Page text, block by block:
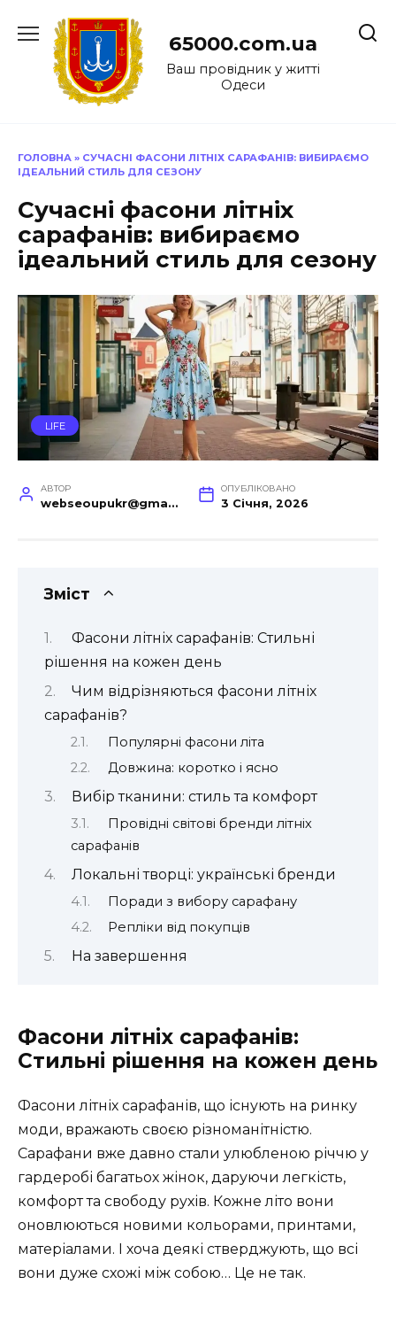
до
65000.com.ua
Ваш провідник у житті
Одеси
ГОЛОВНА » СУЧАСНІ ФАСОНИ ЛІТНІХ САРАФАНІВ: ВИБИРАЄМО
ІДЕАЛЬНИЙ СТИЛЬ ДЛЯ СЕЗОНУ
Сучасні фасони літніх
сарафанів: вибираємо
ідеальний стиль для сезону
LIFE
АВТОР
webseoupukr@gmail.com
ОПУБЛІКОВАНО
3 Січня, 2026
Зміст
Фасони літніх сарафанів: Стильні
рішення на кожен день
Чим відрізняються фасони літніх
сарафанів?
Популярні фасони літа
Довжина: коротко і ясно
Вибір тканини: стиль та комфорт
Провідні світові бренди літніх
сарафанів
Локальні творці: українські бренди
Поради з вибору сарафану
Репліки від покупців
На завершення
Фасони літніх сарафанів:
Стильні рішення на кожен день
Фасони літніх сарафанів, що існують на ринку
моди, вражають своєю різноманітністю.
Сарафани вже давно стали улюбленою річчю у
гардеробі багатьох жінок, даруючи легкість,
комфорт та свободу рухів. Кожне літо вони
оновлюються новими кольорами, принтами,
матеріалами. І хоча деякі стверджують, що всі
вони дуже схожі між собою… Це не так.